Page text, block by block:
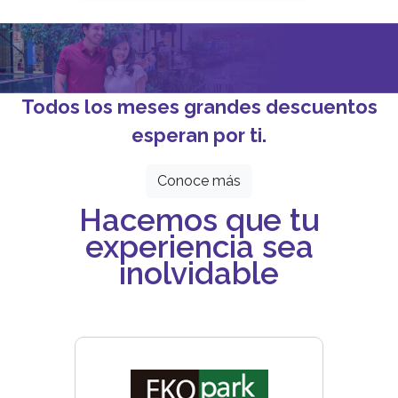
Todos los meses grandes descuentos
esperan por ti.
Conoce más
Hacemos que tu
experiencia sea
inolvidable